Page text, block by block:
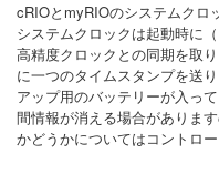
cRIOとmyRIOのシステムクロ
システムクロックは起動時に
高精度クロックとの同期を取
に一つのタイムスタンプを送
アップ用のバッテリーが入っ
間情報が消える場合がありま
かどうかについてはコントロ